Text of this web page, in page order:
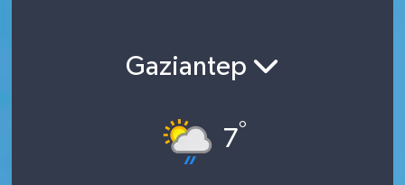
Gaziantep
7°